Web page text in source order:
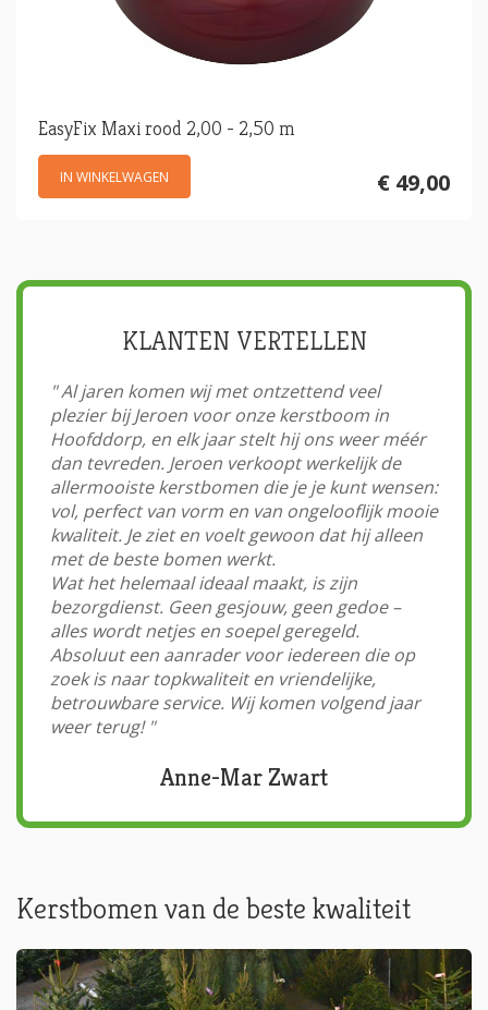
EasyFix Maxi rood 2,00 - 2,50 m
€ 49,00
IN WINKELWAGEN
KLANTEN VERTELLEN
"Al jaren komen wij met ontzettend veel
plezier bij Jeroen voor onze kerstboom in
Hoofddorp, en elk jaar stelt hij ons weer méér
dan tevreden. Jeroen verkoopt werkelijk de
allermooiste kerstbomen die je je kunt wensen:
vol, perfect van vorm en van ongelooflijk mooie
kwaliteit. Je ziet en voelt gewoon dat hij alleen
met de beste bomen werkt.
Wat het helemaal ideaal maakt, is zijn
bezorgdienst. Geen gesjouw, geen gedoe –
alles wordt netjes en soepel geregeld.
Absoluut een aanrader voor iedereen die op
zoek is naar topkwaliteit en vriendelijke,
betrouwbare service. Wij komen volgend jaar
weer terug! "
Anne-Mar Zwart
Kerstbomen van de beste kwaliteit